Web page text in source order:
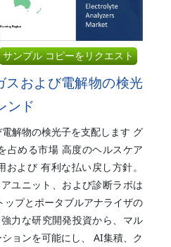
サンプル コピーをリクエスト
スおよび電解物の検光
ンド
解物の検光子を支配します グ
占める市場 高度のヘルスケア
よび 有利な払い戻し方針。
ユニット、および診断ラボは
プとポータブルアナライザの
力な研究開発投資から、マル
ョンを可能にし、 AI集積、ク